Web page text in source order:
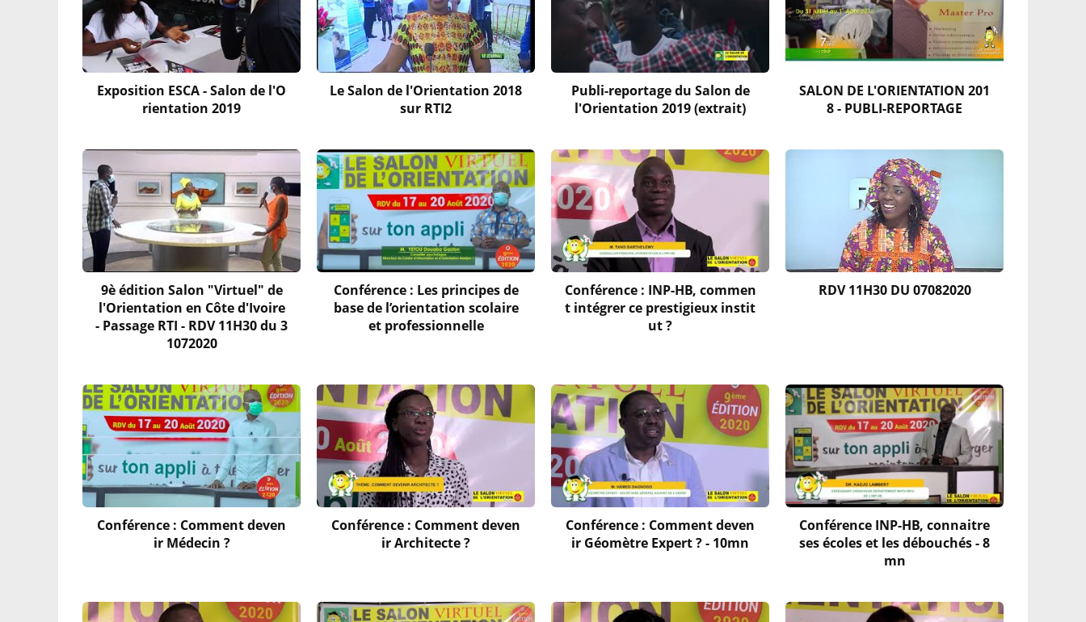
Exposition ESCA - Salon de l'O
rientation 2019
Le Salon de l'Orientation 2018
sur RTI2
Publi-reportage du Salon de
l'Orientation 2019 (extrait)
SALON DE L'ORIENTATION 201
8 - PUBLI-REPORTAGE
9è édition Salon "Virtuel" de
l'Orientation en Côte d'Ivoire
- Passage RTI - RDV 11H30 du 3
1072020
Conférence : Les principes de
base de l’orientation scolaire
et professionnelle
Conférence : INP-HB, commen
t intégrer ce prestigieux instit
ut ?
RDV 11H30 DU 07082020
Conférence : Comment deven
ir Médecin ?
Conférence : Comment deven
ir Architecte ?
Conférence : Comment deven
ir Géomètre Expert ? - 10mn
Conférence INP-HB, connaitre
ses écoles et les débouchés - 8
mn